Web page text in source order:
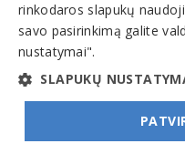
Veiklos sritys
Dujos, dujų tiekimas, dujų
© INFOMINTA, UAB. Visos teisės
rinkodaros slapukų
savo pasirinkimą galite
nustatymai".
SLAPUKŲ